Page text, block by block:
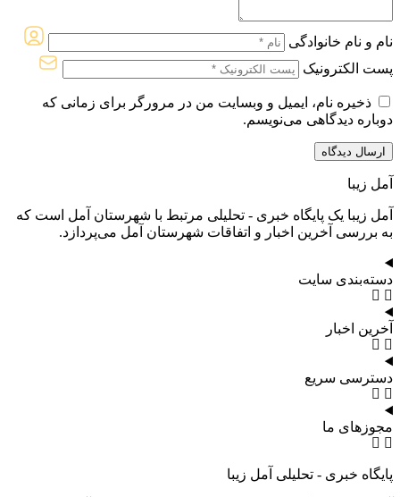
نام و نام خانوادگی
پست الکترونیک
ذخیره نام، ایمیل و وبسایت من در مرورگر برای زمانی که
دوباره دیدگاهی می‌نویسم.
آمل زیبا
آمل زیبا یک پایگاه خبری - تحلیلی مرتبط با شهرستان آمل است که
به بررسی آخرین اخبار و اتفاقات شهرستان آمل می‌پردازد.
دسته‌بندی سایت
آخرین اخبار
دسترسی سریع
مجوزهای ما
پایگاه خبری - تحلیلی آمل زیبا